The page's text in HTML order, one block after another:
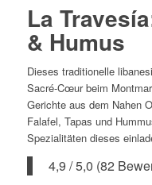
La
& Humus
Dieses traditionelle
Sacré-Cœur beim
Gerichte aus dem Nahen
Falafel, Tapas und
Spezialitäten dieses
4,9 / 5,0 (82